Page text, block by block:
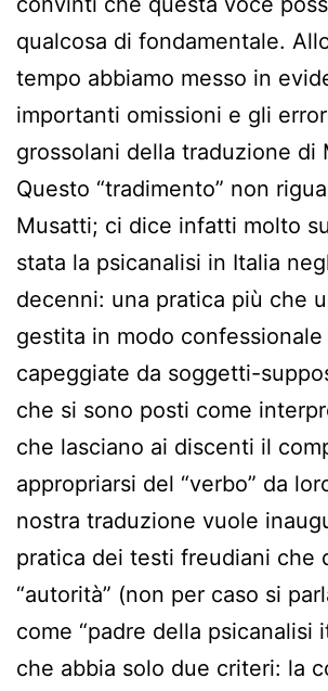
qualcosa di fondamentale.
tempo abbiamo messo in
importanti omissioni e gli
grossolani della traduzione di
Questo “tradimento” non
Musatti; ci dice infatti molto
stata la psicanalisi in Italia
decenni: una pratica più che
gestita in modo
capeggiate da soggetti-
che si sono posti come
che lasciano ai discenti il
appropriarsi del “verbo” da
nostra traduzione vuole
pratica dei testi freudiani che
“autorità” (non per caso si
come “padre della psicanalisi
che abbia solo due criteri: la